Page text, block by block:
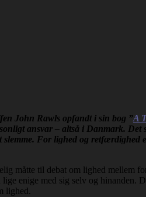
John Rawls opfandt i sin bog ”A
ansvar – altså i Danmark.
For lighed og retfærdighed
måtte til debat om lighed
enige med sig selv og hinanden.
lighed.